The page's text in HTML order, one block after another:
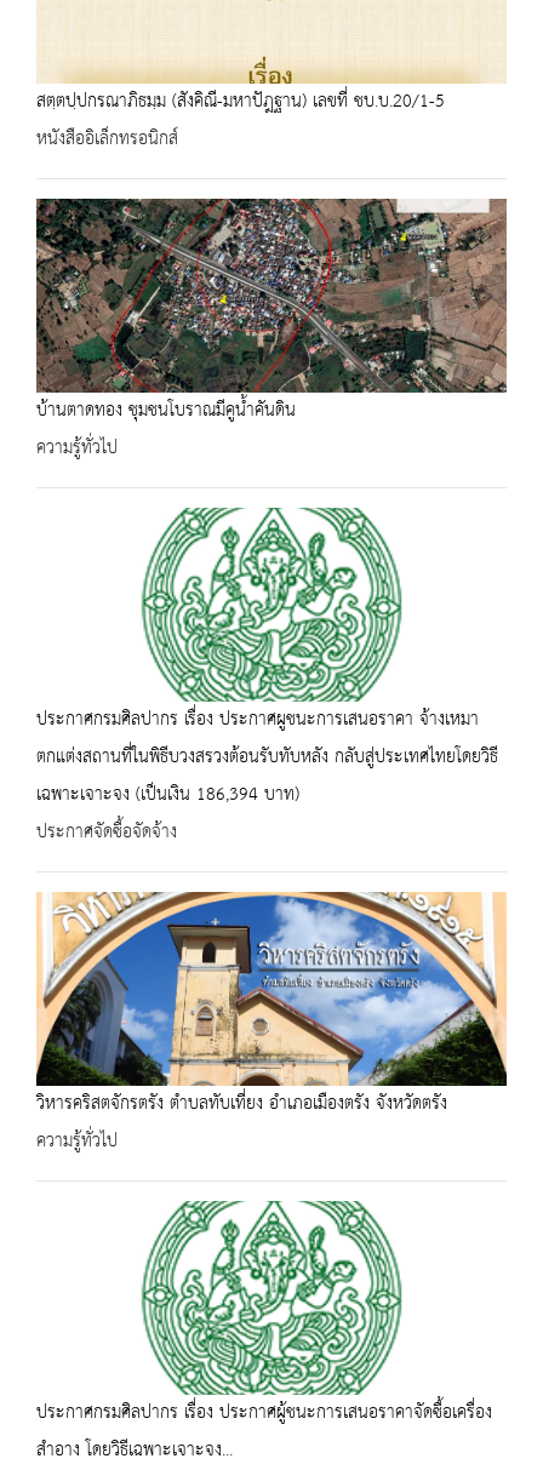
สตฺตปฺปกรณาภิธมฺม (สังคิณี-มหาปัฎฐาน) เลขที่ ชบ.บ.20/1-5
หนังสืออิเล็กทรอนิกส์
บ้านตาดทอง ชุมชนโบราณมีคูน้ำคันดิน
ความรู้ทั่วไป
ประกาศกรมศิลปากร เรื่อง ประกาศผูชนะการเสนอราคา จ้างเหมา
ตกแต่งสถานที่ในพิธีบวงสรวงต้อนรับทับหลัง กลับสู่ประเทศไทยโดยวิธี
เฉพาะเจาะจง (เป็นเงิน 186,394 บาท)
ประกาศจัดซื้อจัดจ้าง
วิหารคริสตจักรตรัง ตำบลทับเที่ยง อำเภอเมืองตรัง จังหวัดตรัง
ความรู้ทั่วไป
ประกาศกรมศิลปากร เรื่อง ประกาศผู้ชนะการเสนอราคาจัดซื้อเครื่อง
สำอาง โดยวิธีเฉพาะเจาะจง...